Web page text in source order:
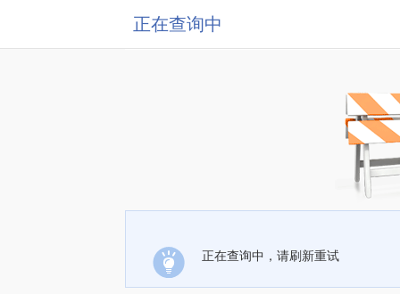
正在查询中
正在查询中，请刷新重试